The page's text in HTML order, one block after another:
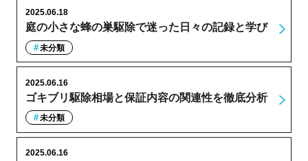
庭の小さな蜂の巣駆除で迷った日々の記録と学び
2025.06.18
未分類
ゴキブリ駆除相場と保証内容の関連性を徹底分析
2025.06.16
未分類
2025.06.16